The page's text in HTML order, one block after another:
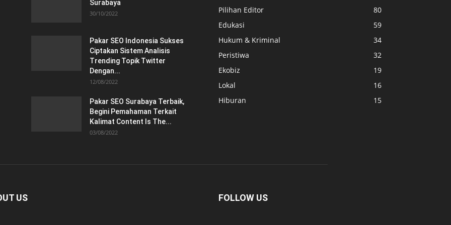
Surabaya
30/10/2022
Pakar SEO Indonesia Sukses
Ciptakan Sistem Analisis
Trending Topik Twitter
Dengan...
12/08/2022
Pakar SEO Surabaya Terbaik,
Begini Pemahaman Terkait
Kalimat Content Is The...
03/08/2022
Pilihan Editor
80
Edukasi
59
Hukum & Kriminal
34
Peristiwa
32
Ekobiz
19
Lokal
16
Hiburan
15
US FOLLOW US